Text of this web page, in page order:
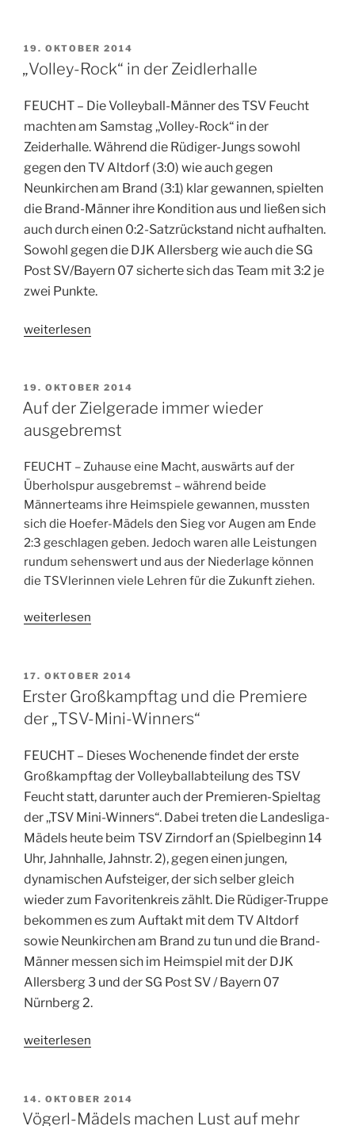
„TSV-
Mini-
VERÖFFENTLICHT
AM
19. OKTOBER 2014
„Volley-Rock“ in der Zeidlerhalle
FEUCHT – Die Volleyball-Männer des TSV Feucht
machten am Samstag ,,Volley-Rock“ in der
Zeiderhalle. Während die Rüdiger-Jungs sowohl
gegen den TV Altdorf (3:0) wie auch gegen
Neunkirchen am Brand (3:1) klar gewannen, spielten
die Brand-Männer ihre Kondition aus und ließen sich
auch durch einen 0:2-Satzrückstand nicht aufhalten.
Sowohl gegen die DJK Allersberg wie auch die SG
Post SV/Bayern 07 sicherte sich das Team mit 3:2 je
zwei Punkte.
„„Volley-
der
Zeidlerhalle“
weiterlesen
VERÖFFENTLICHT
AM
19. OKTOBER 2014
Auf der Zielgerade immer wieder
ausgebremst
FEUCHT – Zuhause eine Macht, auswärts auf der
Überholspur ausgebremst – während beide
Männerteams ihre Heimspiele gewannen, mussten
sich die Hoefer-Mädels den Sieg vor Augen am Ende
2:3 geschlagen geben. Jedoch waren alle Leistungen
rundum sehenswert und aus der Niederlage können
die TSVlerinnen viele Lehren für die Zukunft ziehen.
„Auf
immer
wieder
ausgebremst“
weiterlesen
VERÖFFENTLICHT
AM
17. OKTOBER 2014
Erster Großkampftag und die Premiere
der „TSV-Mini-Winners“
FEUCHT – Dieses Wochenende findet der erste
Großkampftag der Volleyballabteilung des TSV
Feucht statt, darunter auch der Premieren-Spieltag
der ,,TSV Mini-Winners“. Dabei treten die Landesliga-
Mädels heute beim TSV Zirndorf an (Spielbeginn 14
Uhr, Jahnhalle, Jahnstr. 2), gegen einen jungen,
dynamischen Aufsteiger, der sich selber gleich
wieder zum Favoritenkreis zählt. Die Rüdiger-Truppe
bekommen es zum Auftakt mit dem TV Altdorf
sowie Neunkirchen am Brand zu tun und die Brand-
Männer messen sich im Heimspiel mit der DJK
Allersberg 3 und der SG Post SV / Bayern 07
Nürnberg 2.
„Erster
die
Premiere
weiterlesen
VERÖFFENTLICHT
AM
14. OKTOBER 2014
Vögerl-Mädels machen Lust auf mehr